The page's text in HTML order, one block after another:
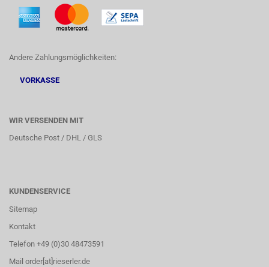
Andere Zahlungsmöglichkeiten:
VORKASSE
WIR VERSENDEN MIT
Deutsche Post / DHL / GLS
KUNDENSERVICE
Sitemap
Kontakt
Telefon +49 (0)30 48473591
Mail order[at]rieserler.de